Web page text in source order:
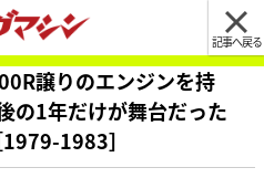
記事へ戻る
譲りのエンジンを持
の1年だけが舞台だった
1983］